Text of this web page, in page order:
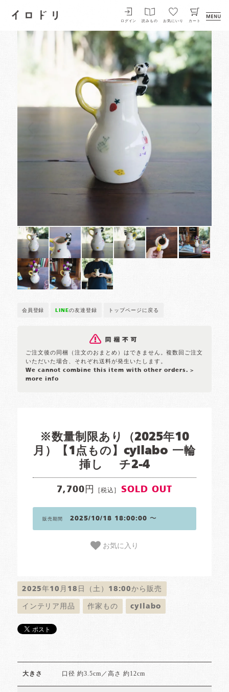
イロドリ
ログイン 読みもの お気にいり カート
会員登録 LINEの友達登録 トップページに戻る
ご注文後の同梱（注文のおまとめ）はできません。複数回ご注文
いただいた場合、それぞれ送料が発生いたします。
We cannot combine this item with other orders. >
more info
※数量制限あり（2025年10
月）【1点もの】cyilabo 一輪
挿し チ2-4
7,700円 [税込] SOLD OUT
販売期間 2025/10/18 18:00:00 〜
お気に入り
2025年10月18日（土）18:00から販売
インテリア用品 作家もの cyilabo
大きさ 口径 約3.5cm／高さ 約12cm